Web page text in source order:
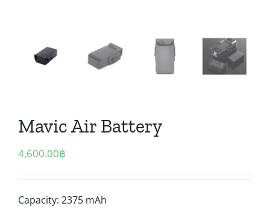
Mavic Air Battery
4,600.00฿
Capacity: 2375 mAh